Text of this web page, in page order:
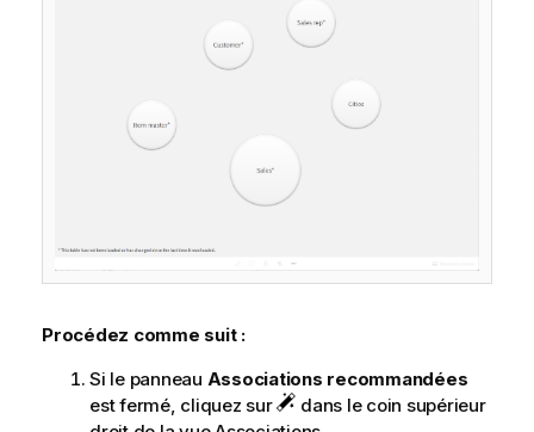
Procédez comme suit :
Si le panneau Associations recommandées
est fermé, cliquez sur
dans le coin supérieur